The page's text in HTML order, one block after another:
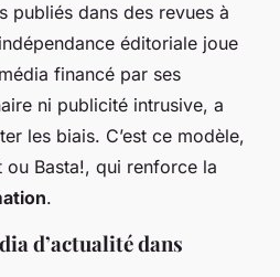
publiés dans des revues à
éditoriale joue
financé par ses
ni publicité intrusive, a
les biais. C’est ce modèle,
Basta!, qui renforce la
.
d’actualité dans